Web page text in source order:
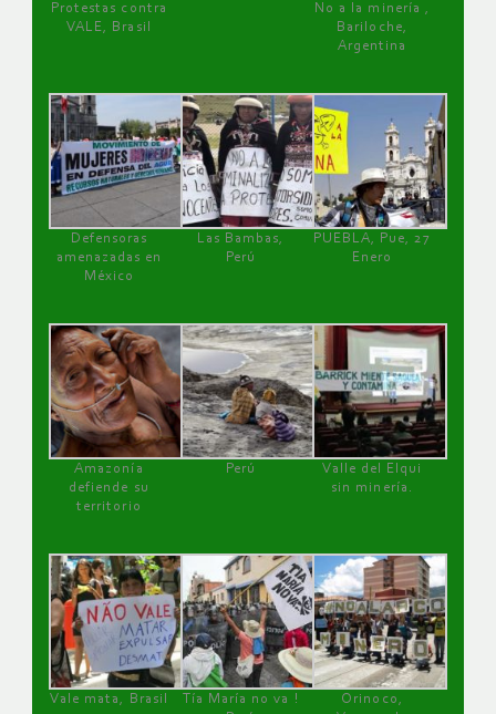
Protestas contra
VALE, Brasil
No a la minería ,
Bariloche,
Argentina
Defensoras
amenazadas en
México
Las Bambas,
Perú
PUEBLA, Pue, 27
Enero
Amazonía
defiende su
territorio
Perú
Valle del Elqui
sin minería.
Vale mata, Brasil
Tía María no va !
Orinoco,